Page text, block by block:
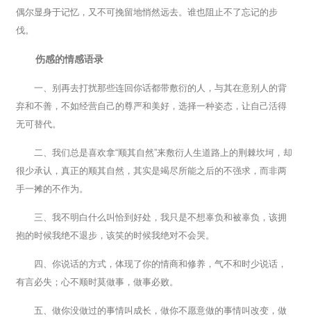
偶尔显身于记忆，又不可挽留地悄然远去。谁也阻止不了忘记的步
伐。
伤感的情感语录
一、别再去打扰那些连回你话都带敷衍的人，与其在意别人的背
弃和不善，不如经营自己的尊严和美好，选择一种姿态，让自己活得
无可替代。
二、我们总是喜欢拿“顺其自然”来敷衍人生道路上的荆棘坎坷，却
很少承认，真正的顺其自然，其实是竭尽所能之后的不强求，而非两
手一摊的不作为。
三、我不明白什么叫恰到好处，我只是不想辜负和被辜负，该拥
抱的时候我绝不退步，该笑的时候我绝对不会哭。
四、你说话的方式，体现了你的情商和修养，气不和时少说话，
有言必失；心不顺时莫做事，做事必败。
五、做你没做过的事情叫成长，做你不愿意做的事情叫改变，做